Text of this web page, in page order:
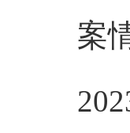
案情
2023